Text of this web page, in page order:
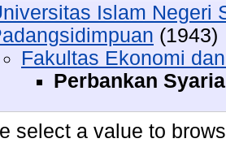
Islam Negeri
(1943)
Fakultas Ekonomi
Perbankan
select a value to